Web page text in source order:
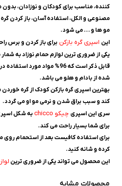
کننده، مناسب برای کودکان و نوزادان، بدون
مصنوعی و الکل، استفاده آسان، باز کردن
مو ها و … می شود.
این اسپری گره بازکن برای باز کردن و برس
یکی از ضروری ترین لوازم حمام نوزاد به شمار
قابل ذکر است که 96% مواد مورد
شده از بادام و هلو می باشد.
بهترین اسپری گره بازکن کودک از گره
کند و سبب براق شدن و نرمی مو او می گردد.
سری این اسپری چیکو chicco
به شکل
برای شما بسیار راحت می کند.
برای استفاده کافیست بعد از استحمام روی
کرده و شانه کنید.
این محصول می تواند یکی از ضروری ترین
محصولات مشابه